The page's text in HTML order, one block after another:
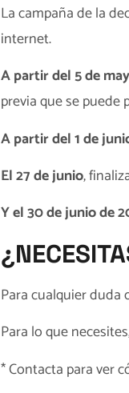
La campaña de la
internet.
A partir del 5 de
previa que se puede
A partir del 1 de
El 27 de junio,
Y el 30 de junio de
Para cualquier duda
Para lo que
*Contacta para ver